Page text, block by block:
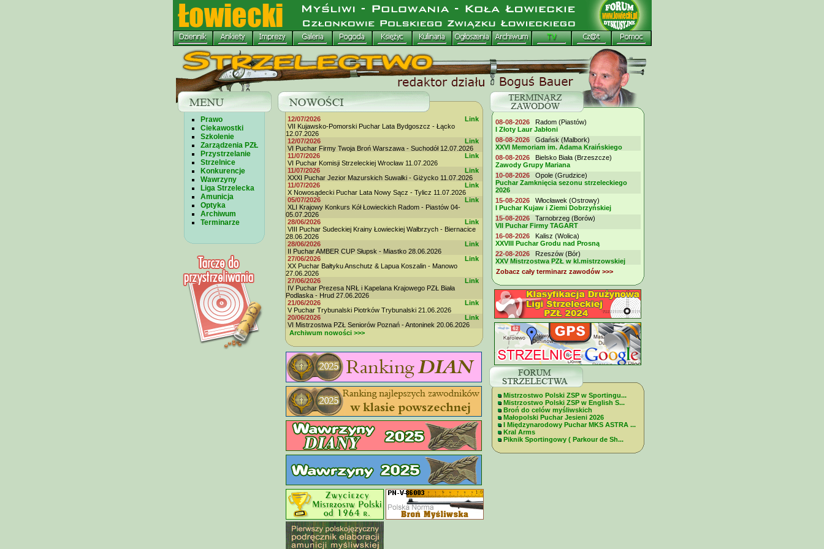
Prawo
Ciekawostki
Szkolenie
Zarządzenia PZŁ
Przystrzelanie
Strzelnice
Konkurencje
Wawrzyny
Liga Strzelecka
Amunicja
Optyka
Archiwum
Terminarze
12/07/2026
Link
VII Kujawsko-Pomorski Puchar Lata Bydgoszcz - Łącko
12.07.2026
12/07/2026
Link
VI Puchar Firmy Twoja Broń Warszawa - Suchodół 12.07.2026
11/07/2026
Link
VI Puchar Komisji Strzeleckiej Wrocław 11.07.2026
11/07/2026
Link
XXXI Puchar Jezior Mazurskich Suwałki - Giżycko 11.07.2026
11/07/2026
Link
X Nowosądecki Puchar Lata Nowy Sącz - Tylicz 11.07.2026
05/07/2026
Link
XLI Krajowy Konkurs Kół Łowieckich Radom - Piastów 04-
05.07.2026
28/06/2026
Link
VIII Puchar Sudeckiej Krainy Łowieckiej Wałbrzych - Biernacice
28.06.2026
28/06/2026
Link
II Puchar AMBER CUP Słupsk - Miastko 28.06.2026
27/06/2026
Link
XX Puchar Bałtyku Anschutz & Lapua Koszalin - Manowo
27.06.2026
27/06/2026
Link
IV Puchar Prezesa NRŁ i Kapelana Krajowego PZŁ Biała
Podlaska - Hrud 27.06.2026
21/06/2026
Link
V Puchar Trybunalski Piotrków Trybunalski 21.06.2026
20/06/2026
Link
VI Mistrzostwa PZŁ Seniorów Poznań - Antoninek 20.06.2026
Archiwum nowości >>>
08-08-2026 Radom (Piastów)
I Złoty Laur Jabłoni
08-08-2026 Gdańsk (Malbork)
XXVI Memoriam im. Adama Kraińskiego
08-08-2026 Bielsko Biała (Brzeszcze)
Zawody Grupy Mariana
10-08-2026 Opole (Grudzice)
Puchar Zamknięcia sezonu strzeleckiego
2026
15-08-2026 Włocławek (Ostrowy)
I Puchar Kujaw i Ziemi Dobrzyńskiej
15-08-2026 Tarnobrzeg (Borów)
VII Puchar Firmy TAGART
16-08-2026 Kalisz (Wolica)
XXVIII Puchar Grodu nad Prosną
22-08-2026 Rzeszów (Bór)
XXV Mistrzostwa PZŁ w kl.mistrzowskiej
Zobacz cały terminarz zawodów >>>
Mistrzostwo Polski ZSP w Sportingu...
Mistrzostwo Polski ZSP w English S...
Broń do celów myśliwskich
Małopolski Puchar Jesieni 2026
I Międzynarodowy Puchar MKS ASTRA ...
Kral Arms
Piknik Sportingowy ( Parkour de Sh...